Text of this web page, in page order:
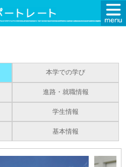
本学での学び
進路・就職情報
学生情報
基本情報